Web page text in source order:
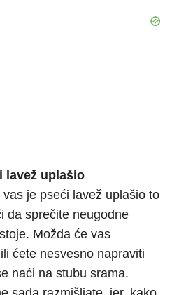
lavež uplašio
je pseći lavež uplašio to
da sprečite neugodne
Možda će vas
ćete nesvesno napraviti
naći na stubu srama.